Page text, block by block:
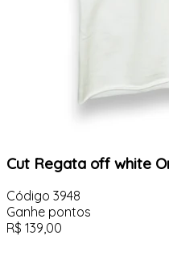
Cut Regata off white
Código 3948
Ganhe pontos
R$ 139,00